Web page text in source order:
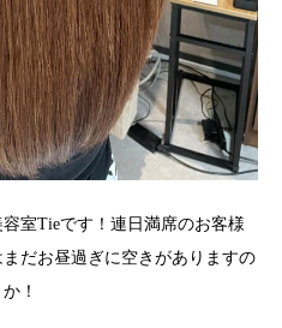
室Tieです！連日満席のお客様
だお昼過ぎに空きがありますの
！